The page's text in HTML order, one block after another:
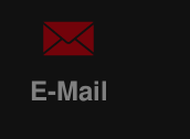
E-Mail